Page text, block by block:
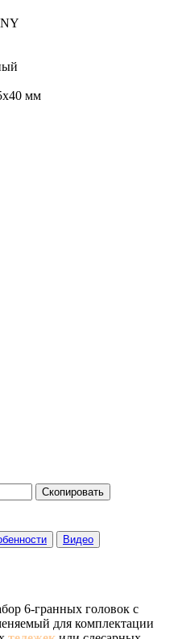
мм
Скопировать
Видео
6-гранных головок с
для комплектации